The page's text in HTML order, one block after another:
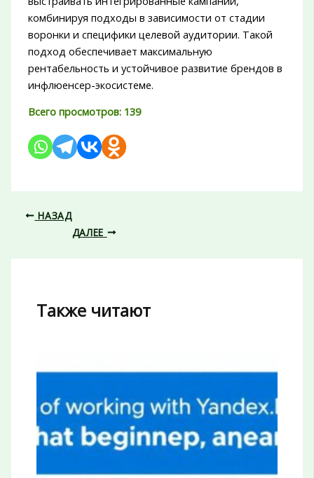
комбинируя подходы в зависимости от стадии
воронки и специфики целевой аудитории. Такой
подход обеспечивает максимальную
рентабельность и устойчивое развитие брендов в
инфлюенсер-экосистеме.
Всего просмотров: 139
НАЗАД
ДАЛЕЕ
Также читают